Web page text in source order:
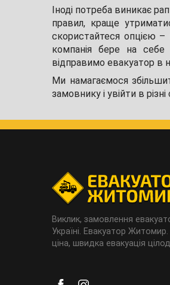
Іноді потреба виникає
правил, краще
скористайтеся опцією –
компанія бере на себе
відправимо евакуатор в
Ми намагаємося
замовнику і увійти в
Виклик, замовлення
Україні. Евакуатор
ціна, швидка евакуація